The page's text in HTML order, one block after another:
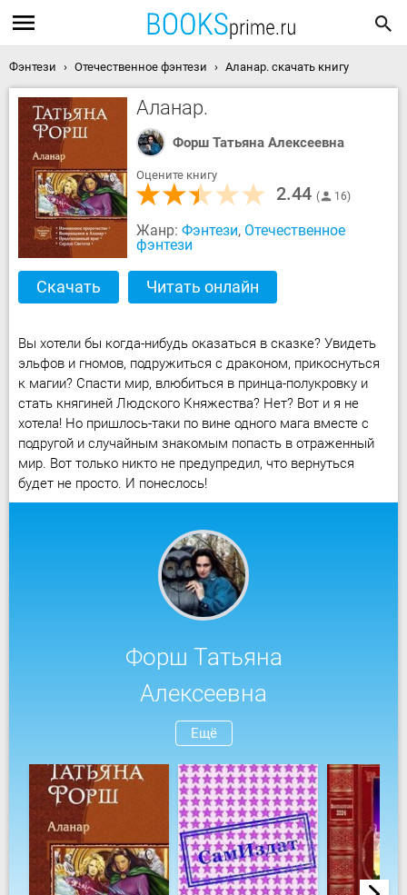
Фэнтези Отечественное фэнтези Аланар. скачать книгу
Аланар.
Форш Татьяна Алексеевна
Оцените книгу
2.44 16
Жанр: Фэнтези, Отечественное
фэнтези
Скачать Читать онлайн
Вы хотели бы когда-нибудь оказаться в сказке? Увидеть
эльфов и гномов, подружиться с драконом, прикоснуться
к магии? Спасти мир, влюбиться в принца-полукровку и
стать княгиней Людского Княжества? Нет? Вот и я не
хотела! Но пришлось-таки по вине одного мага вместе с
подругой и случайным знакомым попасть в отраженный
мир. Вот только никто не предупредил, что вернуться
будет не просто. И понеслось!
Форш Татьяна
Алексеевна
Ещё